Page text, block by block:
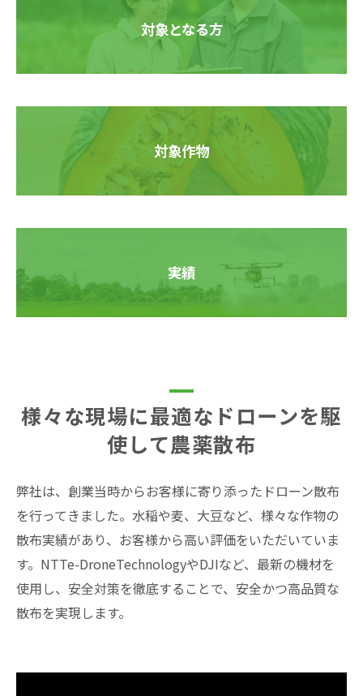
対象となる方
対象作物
実績
様々な現場に最適なドローンを駆
使して農薬散布
弊社は、創業当時からお客様に寄り添ったドローン散布
を行ってきました。水稲や麦、大豆など、様々な作物の
散布実績があり、お客様から高い評価をいただいていま
す。NTTe-DroneTechnologyやDJIなど、最新の機材を
使用し、安全対策を徹底することで、安全かつ高品質な
散布を実現します。